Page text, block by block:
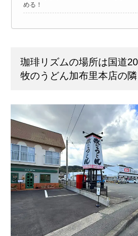
める！
珈琲リズムの場所は国道
牧のうどん加布里本店の隣